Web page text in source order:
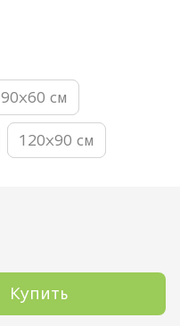
90х60 см
120х90 см
Купить